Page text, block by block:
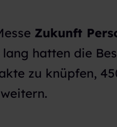
Zukunft
lang hatten die
zu knüpfen,